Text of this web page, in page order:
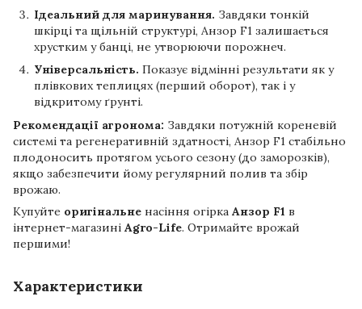
Ідеальний для маринування. Завдяки тонкій
шкірці та щільній структурі, Анзор F1 залишається
хрустким у банці, не утворюючи порожнеч.
Універсальність. Показує відмінні результати як у
плівкових теплицях (перший оборот), так і у
відкритому ґрунті.
Рекомендації агронома: Завдяки потужній кореневій
системі та регенеративній здатності, Анзор F1 стабільно
плодоносить протягом усього сезону (до заморозків),
якщо забезпечити йому регулярний полив та збір
врожаю.
Купуйте оригінальне насіння огірка Анзор F1 в
інтернет-магазині Agro-Life. Отримайте врожай
першими!
Характеристики